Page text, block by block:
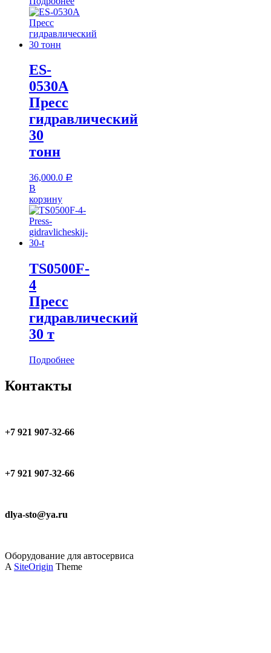
ES-
0530A
Пресс
гидравлический
30
тонн
36,000.0 Р
В
корзину
TS0500F-
4
Пресс
гидравлический
30 т
Подробнее
Контакты
+7 921 907-32-66
+7 921 907-32-66
dlya-sto@ya.ru
Оборудование для автосервиса
A SiteOrigin Theme